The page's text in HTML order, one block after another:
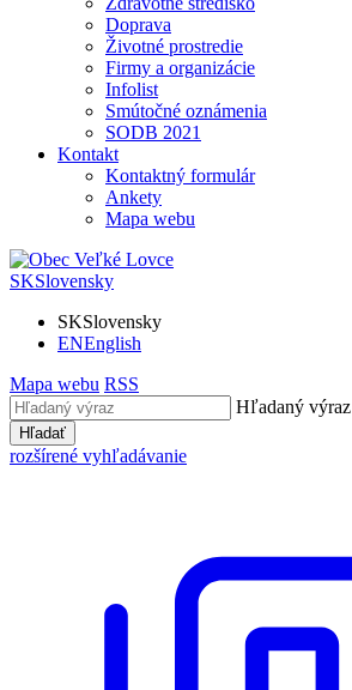
Doprava
Životné prostredie
Firmy a organizácie
Infolist
Smútočné oznámenia
SODB 2021
Kontakt
Kontaktný formulár
Ankety
Mapa webu
SKSlovensky
SKSlovensky
ENEnglish
Mapa webu RSS
Hľadaný výraz
Hľadať
rozšírené vyhľadávanie